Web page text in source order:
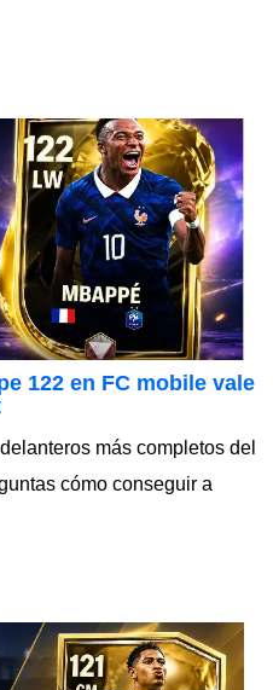
122 en FC mobile vale
más completos del
cómo conseguir a